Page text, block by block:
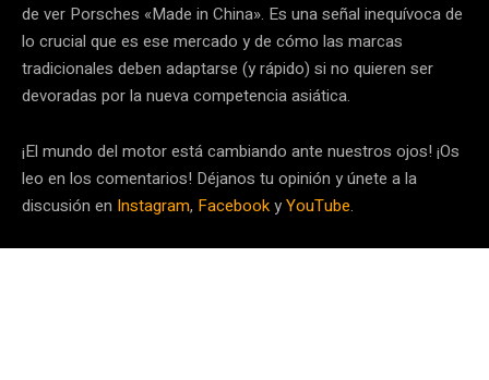
de ver Porsches «Made in China». Es una señal inequívoca de
lo crucial que es ese mercado y de cómo las marcas
tradicionales deben adaptarse (y rápido) si no quieren ser
devoradas por la nueva competencia asiática.
¡El mundo del motor está cambiando ante nuestros ojos! ¡Os
leo en los comentarios! Déjanos tu opinión y únete a la
discusión en Instagram, FacebookyYouTube.